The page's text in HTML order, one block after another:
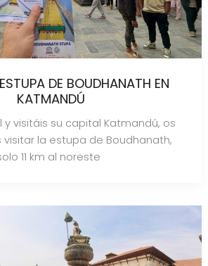
DE BOUDHANATH EN
KATMANDÚ
y visitáis su capital Katmandú, os
la estupa de Boudhanath,
11 km al noreste